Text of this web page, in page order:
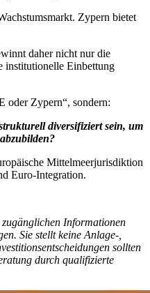
Zypern bietet
daher nicht nur die
institutionelle Einbettung
oder Zypern“, sondern:
diversifiziert sein, um
Mittelmeerjurisdiktion
Euro-Integration.
Informationen
Sie stellt keine Anlage-,
sollten
durch qualifizierte